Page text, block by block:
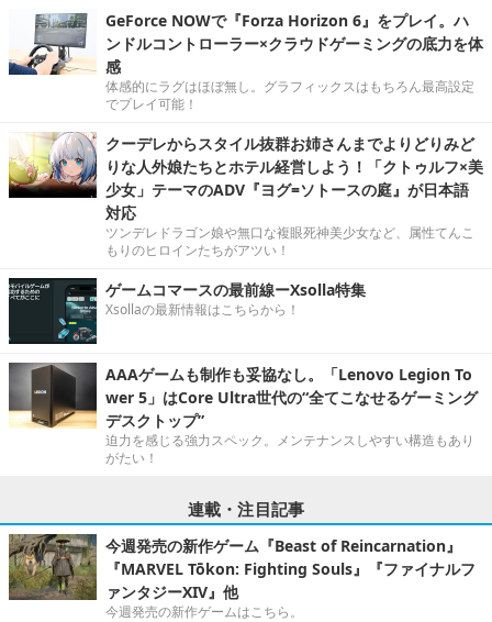
GeForce NOWで『Forza Horizon 6』をプレイ。ハ
ンドルコントローラー×クラウドゲーミングの底力を体
感
体感的にラグはほぼ無し。グラフィックスはもちろん最高設定
でプレイ可能！
クーデレからスタイル抜群お姉さんまでよりどりみど
りな人外娘たちとホテル経営しよう！「クトゥルフ×美
少女」テーマのADV『ヨグ=ソトースの庭』が日本語
対応
ツンデレドラゴン娘や無口な複眼死神美少女など、属性てんこ
もりのヒロインたちがアツい！
ゲームコマースの最前線ーXsolla特集
Xsollaの最新情報はこちらから！
AAAゲームも制作も妥協なし。「Lenovo Legion To
wer 5」はCore Ultra世代の“全てこなせるゲーミング
デスクトップ”
迫力を感じる強力スペック。メンテナンスしやすい構造もあり
がたい！
連載・注目記事
今週発売の新作ゲーム『Beast of Reincarnation』
『MARVEL Tōkon: Fighting Souls』『ファイナルフ
ァンタジーXIV』他
今週発売の新作ゲームはこちら。